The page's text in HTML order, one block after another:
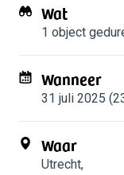
Wat
1 object
Wanneer
31 juli 2025
Waar
Utrecht,